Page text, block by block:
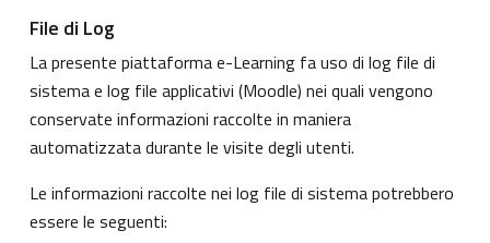
File di Log
La presente piattaforma e-Learning fa uso di log file di
sistema e log file applicativi (Moodle) nei quali vengono
conservate informazioni raccolte in maniera
automatizzata durante le visite degli utenti.
Le informazioni raccolte nei log file di sistema potrebbero
essere le seguenti: